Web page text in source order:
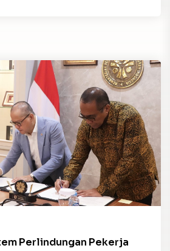
Perlindungan Pekerja